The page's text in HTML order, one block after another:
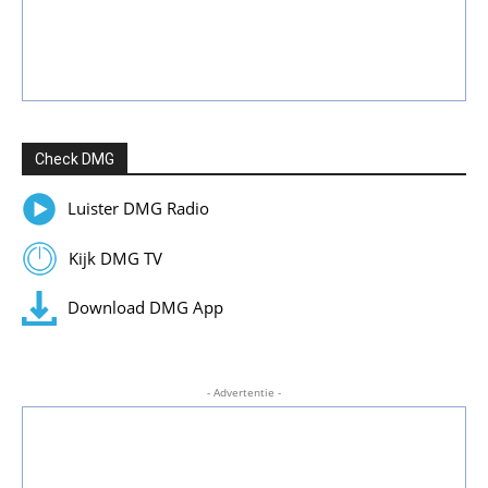
Check DMG
Luister DMG Radio
Kijk DMG TV
Download DMG App
- Advertentie -